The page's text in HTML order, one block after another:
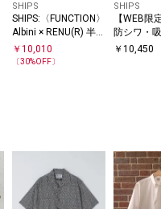
SHIPS
SHIPS:〈FUNCTION〉
Albini × RENU(R) 半袖
ジャージー ソリッド
シャツ
￥ 10,010
〔30%OFF〕
SHIPS
【WEB限
防シワ・
ymix(R)
￥10,450